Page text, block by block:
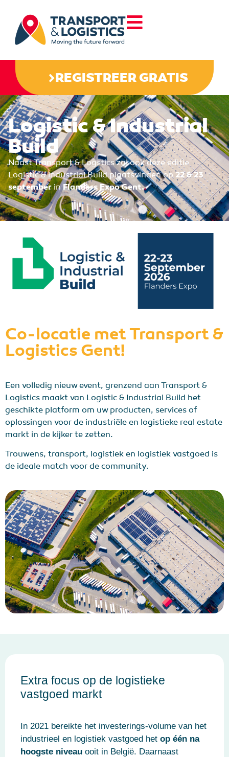
REGISTREER GRATIS
Logistic & Industrial
Build
Naast Transport & Logstics zal ook deze editie
Logistic & Industrial Build plaatsvinden op 22 & 23
septemberinFlanders Expo Gent.
Co-locatie met Transport &
Logistics Gent!
Een volledig nieuw event, grenzend aan Transport &
Logistics maakt van Logistic & Industrial Build het
geschikte platform om uw producten, services of
oplossingen voor de industriële en logistieke real estate
markt in de kijker te zetten.
Trouwens, transport, logistiek en logistiek vastgoed is
de ideale match voor de community.
Extra focus op de logistieke
vastgoed markt
In 2021 bereikte het investerings-volume van het
industrieel en logistiek vastgoed het op één na
hoogste niveau ooit in België. Daarnaast